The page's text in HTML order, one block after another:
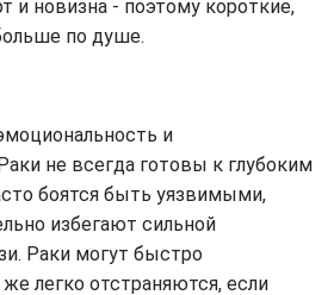
и новизна - поэтому короткие,
по душе.
и
не всегда готовы к глубоким
боятся быть уязвимыми,
избегают сильной
Раки могут быстро
легко отстраняются, если